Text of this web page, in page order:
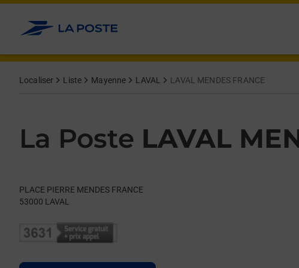
Allez au contenu
Localiser Liste Mayenne LAVAL LAVAL MENDES FRANCE
La Poste LAVAL
PLACE PIERRE MENDES FRANCE
53000 LAVAL
Day of the WeekHours
Get directions to La Poste at PLACE PIERRE MENDES FRANCE LAVAL,
lien s'ouvre dans un nouvel onglet